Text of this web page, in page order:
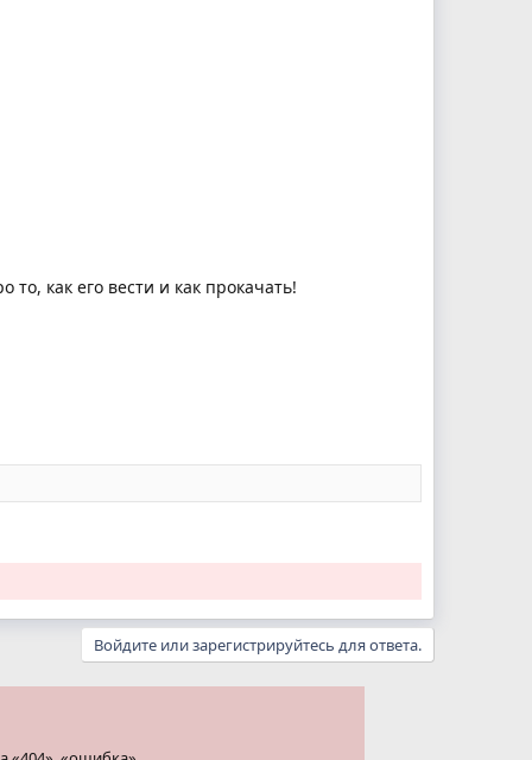
как его вести и как прокачать!
Войдите или зарегистрируйтесь для ответа.